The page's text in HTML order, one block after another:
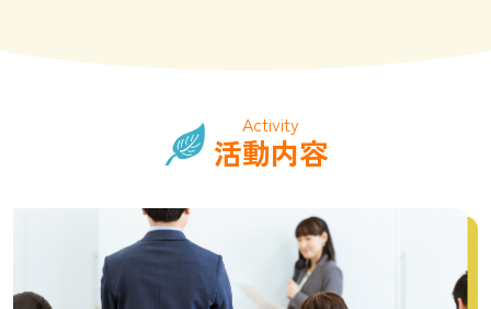
Activity
活動内容